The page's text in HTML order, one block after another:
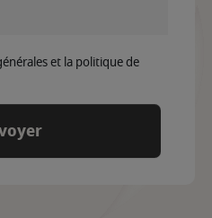
et la politique de